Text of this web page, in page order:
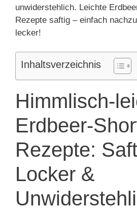
unwiderstehlich. Leichte
Rezepte saftig – einfach
lecker!
Inhaltsverzeichnis
Himmlisch-
Erdbeer-
Rezepte:
Locker &